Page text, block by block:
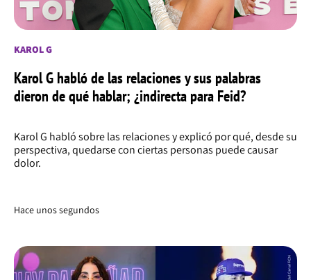
KAROL G
Karol G habló de las relaciones y sus palabras
dieron de qué hablar; ¿indirecta para Feid?
Karol G habló sobre las relaciones y explicó por qué, desde su
perspectiva, quedarse con ciertas personas puede causar
dolor.
Hace unos segundos